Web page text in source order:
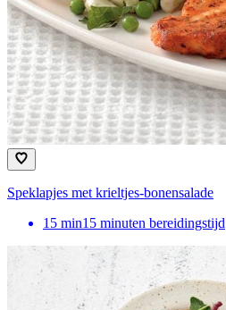
Speklapjes met krieltjes-bonensalade
15 min15 minuten bereidingstijd